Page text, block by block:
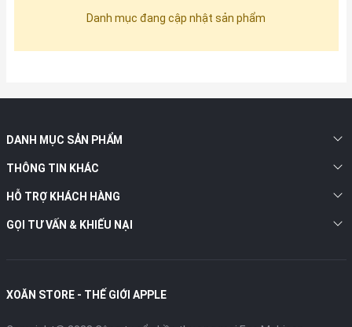
Danh mục đang cập nhật sản phẩm
DANH MỤC SẢN PHẨM
THÔNG TIN KHÁC
HỖ TRỢ KHÁCH HÀNG
GỌI TƯ VẤN & KHIẾU NẠI
XOĂN STORE - THẾ GIỚI APPLE